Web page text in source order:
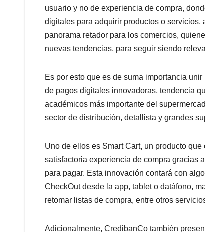
usuario y no de experiencia de compra,
digitales para adquirir productos o
panorama retador para los comercios,
nuevas tendencias, para seguir siendo
Es por esto que es de suma importancia
de pagos digitales innovadoras, tendencia
académicos más importante del
sector de distribución, detallista y grandes
Uno de ellos es Smart Cart, un producto que
satisfactoria experiencia de compra gracias
para pagar. Esta innovación contará con
CheckOut desde la app, tablet o datáfono,
retomar listas de compra, entre otros
Adicionalmente, CredibanCo también